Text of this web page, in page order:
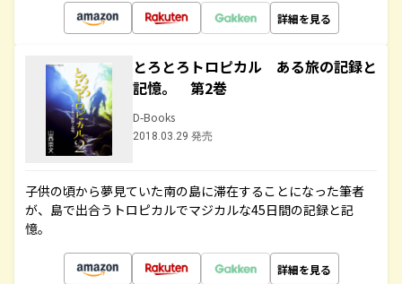
詳細を見る
とろとろトロピカル ある旅の記録と
記憶。 第2巻
D-Books
2018.03.29 発売
子供の頃から夢見ていた南の島に滞在することになった筆者
が、島で出合うトロピカルでマジカルな45日間の記録と記
憶。
詳細を見る